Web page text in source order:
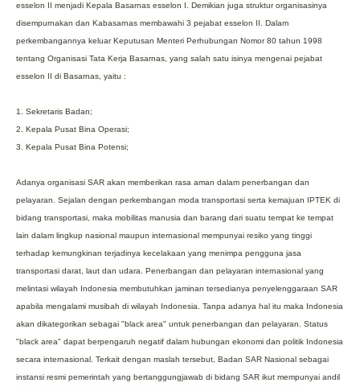
esselon II menjadi Kepala Basarnas esselon I. Demikian juga struktur organisasinya
disempurnakan dan Kabasarnas membawahi 3 pejabat esselon II. Dalam
perkembangannya keluar Keputusan Menteri Perhubungan Nomor 80 tahun 1998
tentang Organisasi Tata Kerja Basarnas, yang salah satu isinya mengenai pejabat
esselon II di Basarnas, yaitu :
1. Sekretaris Badan;
2. Kepala Pusat Bina Operasi;
3. Kepala Pusat Bina Potensi;
Adanya organisasi SAR akan memberikan rasa aman dalam penerbangan dan
pelayaran. Sejalan dengan perkembangan moda transportasi serta kemajuan IPTEK di
bidang transportasi, maka mobilitas manusia dan barang dari suatu tempat ke tempat
lain dalam lingkup nasional maupun internasional mempunyai resiko yang tinggi
terhadap kemungkinan terjadinya kecelakaan yang menimpa pengguna jasa
transportasi darat, laut dan udara. Penerbangan dan pelayaran internasional yang
melintasi wilayah Indonesia membutuhkan jaminan tersedianya penyelenggaraan SAR
apabila mengalami musibah di wilayah Indonesia. Tanpa adanya hal itu maka Indonesia
akan dikategorikan sebagai "black area" untuk penerbangan dan pelayaran. Status
"black area" dapat berpengaruh negatif dalam hubungan ekonomi dan politik Indonesia
secara internasional. Terkait dengan maslah tersebut, Badan SAR Nasional sebagai
instansi resmi pemerintah yang bertanggungjawab di bidang SAR ikut mempunyai andil